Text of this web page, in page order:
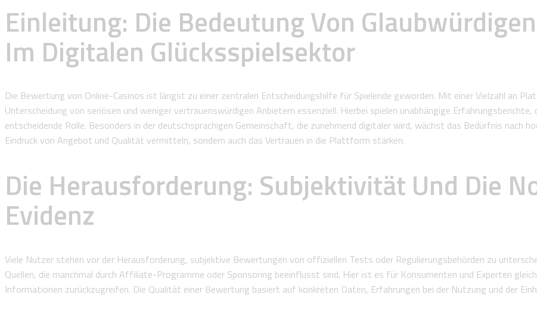
Einleitung: Die Bedeutung Von
Im Digitalen Glücksspielsektor
Die Bewertung von Online-Casinos ist längst zu einer zentralen Entscheidungshilfe für Spielende geworden. Mit einer Vielzahl an
Unterscheidung von seriösen und weniger vertrauenswürdigen Anbietern essenziell. Hierbei spielen unabhängige
entscheidende Rolle. Besonders in der deutschsprachigen Gemeinschaft, die zunehmend digitaler wird, wächst das Bedürfnis nach
Eindruck von Angebot und Qualität vermitteln, sondern auch das Vertrauen in die Plattform stärken.
Die Herausforderung: Subjektivität Und Die
Evidenz
Viele Nutzer stehen vor der Herausforderung, subjektive Bewertungen von offiziellen Tests oder Regulierungsbehörden zu
Quellen, die manchmal durch Affiliate-Programme oder Sponsoring beeinflusst sind. Hier ist es für Konsumenten und Experten
Informationen zurückzugreifen. Die Qualität einer Bewertung basiert auf konkreten Daten, Erfahrungen bei der Nutzung und der